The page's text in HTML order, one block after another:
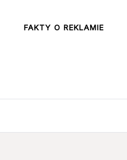
FAKTY O REKLAMIE